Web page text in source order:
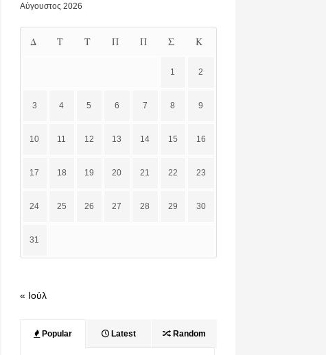
Αύγουστος 2026
Δ Τ Τ Π Π Σ Κ
1 2
3 4 5 6 7 8 9
10 11 12 13 14 15 16
17 18 19 20 21 22 23
24 25 26 27 28 29 30
31
« Ιούλ
Popular Latest Random